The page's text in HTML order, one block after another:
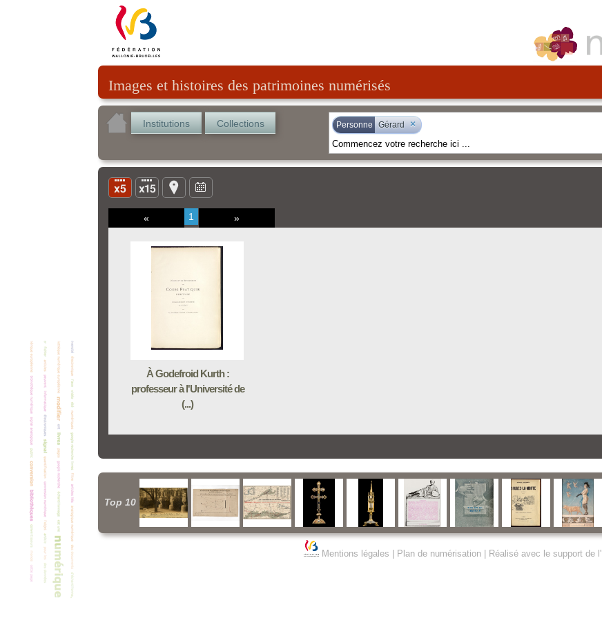
Images et histoires des patrimoines numérisés
Institutions Collections Personne Gérard ×
« 1 »
À Godefroid Kurth :
professeur à l'Université de
(...)
Top 10
Mentions légales Plan de numérisation| Réalisé avec le support de l'